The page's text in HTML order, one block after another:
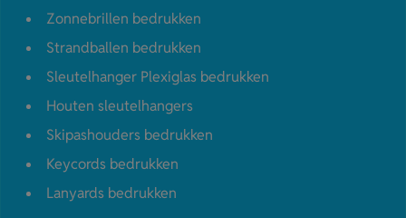
Zonnebrillen bedrukken
Strandballen bedrukken
Sleutelhanger Plexiglas bedrukken
Houten sleutelhangers
Skipashouders bedrukken
Keycords bedrukken
Lanyards bedrukken